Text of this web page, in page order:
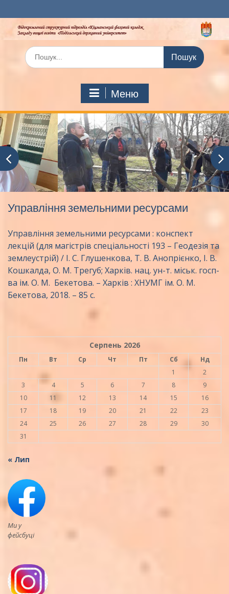
до
вмісту
Шукати:
Меню
Управління земельними ресурсами
Управління земельними ресурсами : конспект
лекцій (для магістрів спеціальності 193 – Геодезія та
землеустрій) / І. С. Глушенкова, Т. В. Анопрієнко, І. В.
Кошкалда, О. М. Трегуб; Харків. нац. ун-т. міськ. госп-
ва ім. О. М. Бекетова. – Харків : ХНУМГ ім. О. М.
Бекетова, 2018. – 85 с.
Серпень 2026
Пн Вт Ср Чт Пт Сб
Нд
1
2
3
4 5 6 7 8
9
10
11 12 13 14 15
16
17
18 19 20 21 22
23
24
25 26 27 28 29
30
31
« Лип
Ми у
фейсбуці